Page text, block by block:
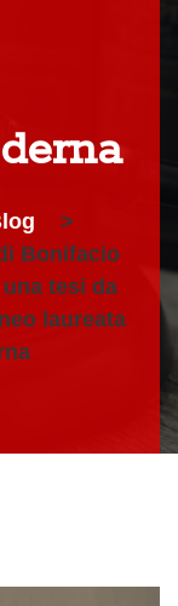
>
Bonifacio
tesi da
laureata